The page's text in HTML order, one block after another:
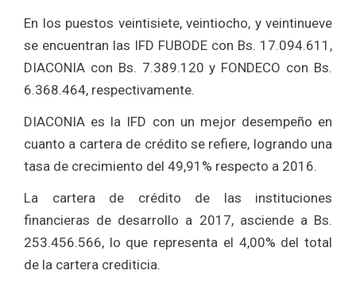
En los puestos veintisiete, veintiocho, y veintinueve
se encuentran las IFD FUBODE con Bs. 17.094.611,
DIACONIA con Bs. 7.389.120 y FONDECO con Bs.
6.368.464, respectivamente.
DIACONIA es la IFD con un mejor desempeño en
cuanto a cartera de crédito se refiere, logrando una
tasa de crecimiento del 49,91% respecto a 2016.
La cartera de crédito de las instituciones
financieras de desarrollo a 2017, asciende a Bs.
253.456.566, lo que representa el 4,00% del total
de la cartera crediticia.